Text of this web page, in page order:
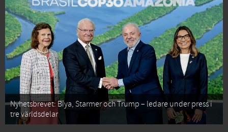
Nyhetsbrevet: Biya, Starmer och Trump – ledare under press i
tre världsdelar